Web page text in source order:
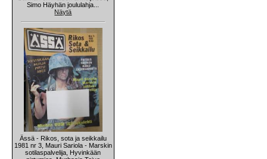
Simo Häyhän joululahja...
Näytä
Ässä - Rikos, sota ja seikkailu
1981 nr 3, Mauri Sariola - Marskin
sotilaspalvelija, Hyvinkään